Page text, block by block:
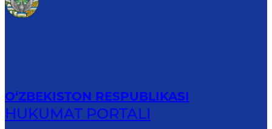
O‘ZBEKISTON RESPUBLIKASI
HUKUMAT PORTALI